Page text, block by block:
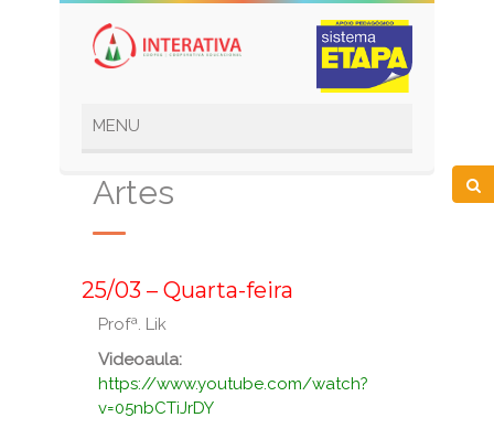
Artes
25/03 – Quarta-feira
Profª. Lik
Videoaula:
https://www.youtube.com/watch?
v=05nbCTiJrDY